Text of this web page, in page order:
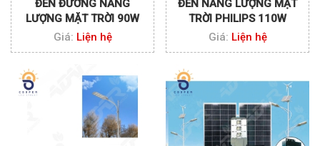
ĐÈN ĐƯỜNG NĂNG
LƯỢNG MẶT TRỜI 90W
Giá: Liện hệ
ĐÈN NĂNG LƯỢNG MẶT
TRỜI PHILIPS 110W
Giá: Liện hệ